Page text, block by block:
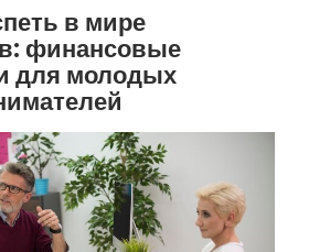
в мире
финансовые
для молодых